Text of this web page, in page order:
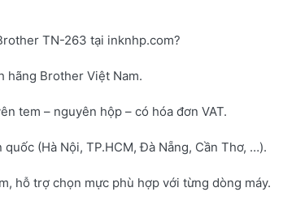
TN-263 tại inknhp.com?
hãng Brother Việt Nam.
tem – nguyên hộp – có hóa đơn VAT.
(Hà Nội, TP.HCM, Đà Nẵng, Cần Thơ, …).
hỗ trợ chọn mực phù hợp với từng dòng máy.